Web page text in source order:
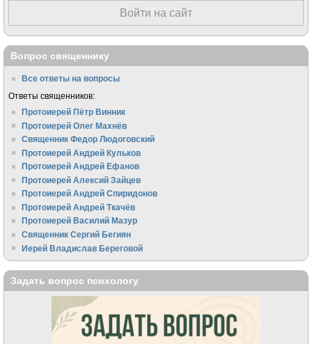
Войти на сайт
Вопрос священнику
Все ответы на вопросы
Ответы священников:
Протоиерей Пётр Винник
Протоиерей Олег Махнёв
Священник Федор Людоговский
Протоиерей Андрей Кульков
Протоиерей Андрей Ефанов
Протоиерей Алексий Зайцев
Протоиерей Андрей Спиридонов
Протоиерей Андрей Ткачёв
Протоиерей Василий Мазур
Священник Сергий Бегиян
Иерей Владислав Береговой
Задать вопрос психологу